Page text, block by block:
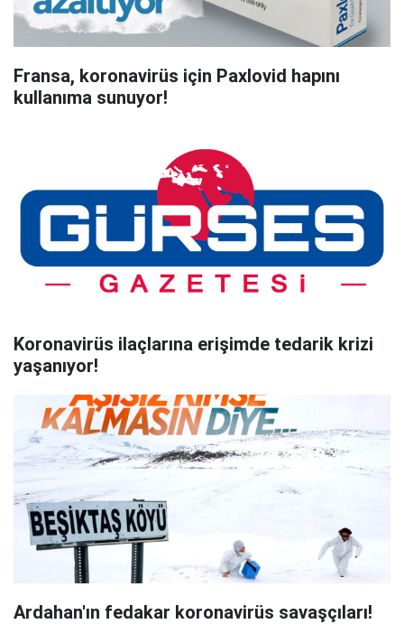
Fransa, koronavirüs için Paxlovid hapını
kullanıma sunuyor!
Koronavirüs ilaçlarına erişimde tedarik krizi
yaşanıyor!
Ardahan'ın fedakar koronavirüs savaşçıları!